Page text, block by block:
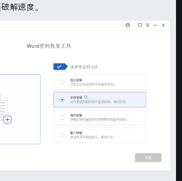
解速度。